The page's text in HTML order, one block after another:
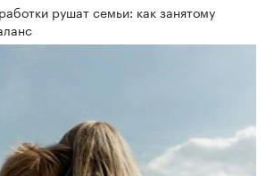
рушат семьи: как занятому